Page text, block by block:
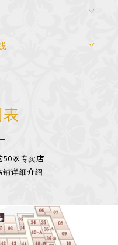
50家专卖店
铺详细介绍